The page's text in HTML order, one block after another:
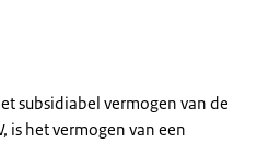
subsidiabel vermogen van de
is het vermogen van een